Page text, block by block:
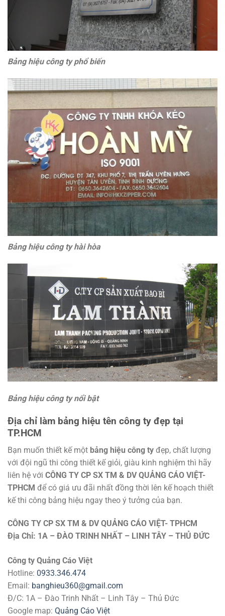
Bảng hiệu công ty phổ biến
Bảng hiệu công ty hài hòa
Bảng hiệu công ty nổi bật
Địa chỉ làm bảng hiệu tên công ty đẹp tại
TP.HCM
Bạn muốn thiết kế một bảng hiệu công ty đẹp, chất lượng
với đội ngũ thi công thiết kế giỏi, giàu kinh nghiệm thì hãy
liên hệ với CÔNG TY CP SX TM & DV QUẢNG CÁO VIỆT-
TPHCM để có giá ưu đãi nhất đồng thời lên kế hoạch thiết
kế thi công bảng hiệu ngay theo ý tưởng của bạn.
CÔNG TY CP SX TM & DV QUẢNG CÁO VIỆT- TPHCM
Địa Chỉ: 1A – ĐÀO TRINH NHẤT – LINH TÂY – THỦ ĐỨC
Công ty Quảng Cáo Việt
Hotline: 0933.346.474
Email: banghieu360@gmail.com
Đ/C: 1A – Đào Trinh Nhất – Linh Tây – Thủ Đức
Google map: Quảng Cáo Việt